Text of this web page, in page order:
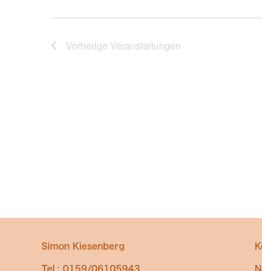
Vorherige Veranstaltungen
Simon Kiesenberg
Tel.: 0159/06105943